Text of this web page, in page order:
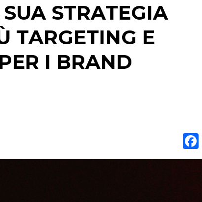
DATI
TREND
STRATEGIA
TARGETING E
I BRAND